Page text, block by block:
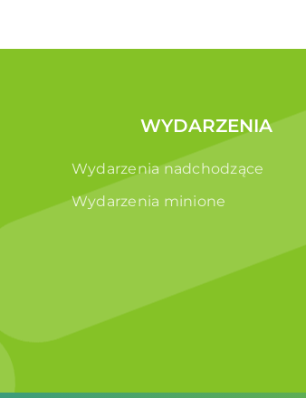
WYDARZENIA
Wydarzenia nadchodzące
Wydarzenia minione